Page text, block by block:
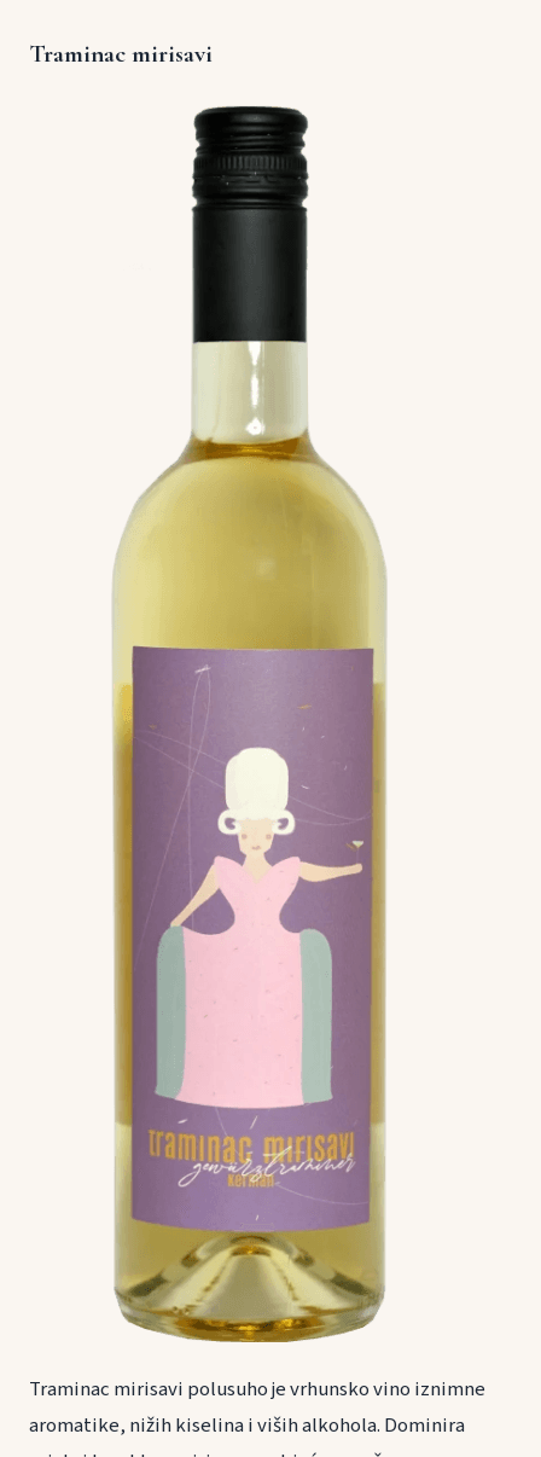
Traminac mirisavi
Traminac mirisavi polusuho je vrhunsko vino iznimne
aromatike, nižih kiselina i viših alkohola. Dominira